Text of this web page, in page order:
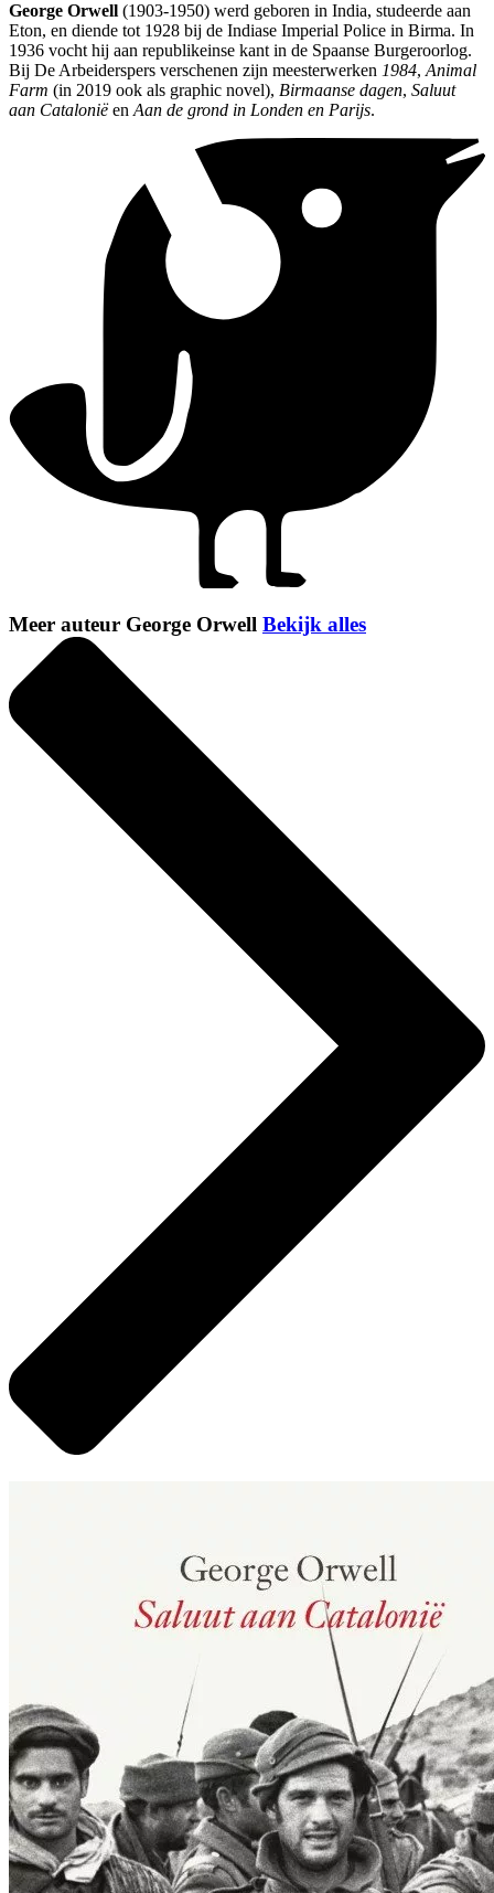
George Orwell (1903-1950) werd geboren in India, studeerde aan
Eton, en diende tot 1928 bij de Indiase Imperial Police in Birma. In
1936 vocht hij aan republikeinse kant in de Spaanse Burgeroorlog.
Bij De Arbeiderspers verschenen zijn meesterwerken 1984, Animal
Farm (in 2019 ook als graphic novel), Birmaanse dagen, Saluut
aan Cataloniëen Aan de grond in Londen en Parijs.
Meer auteur George Orwell Bekijk alles